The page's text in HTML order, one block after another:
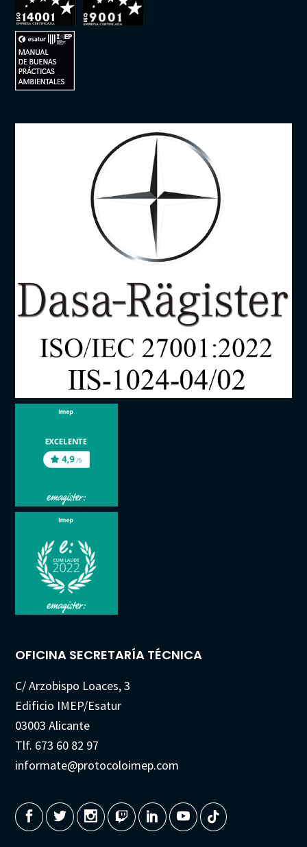
OFICINA SECRETARÍA TÉCNICA
C/ Arzobispo Loaces, 3
Edificio IMEP/Esatur
03003 Alicante
Tlf. 673 60 82 97
informate@protocoloimep.com